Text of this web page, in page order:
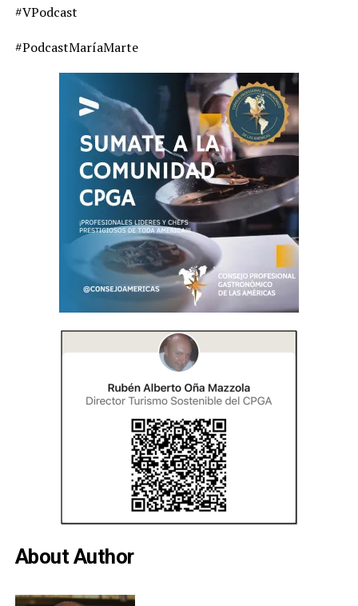
#VPodcast
#PodcastMaríaMarte
About Author